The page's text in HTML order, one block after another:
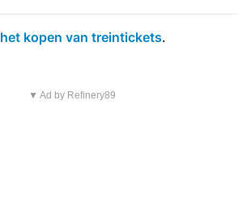
het kopen van treintickets.
▼ Ad by Refinery89